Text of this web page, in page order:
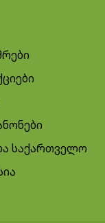
საქართველო